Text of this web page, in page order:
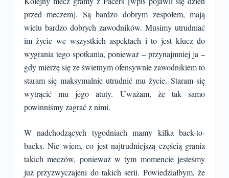
przed meczem]. Są bardzo dobrym zespołem, mają
wielu bardzo dobrych zawodników. Musimy utrudniać
im życie we wszystkich aspektach i to jest klucz do
wygrania tego spotkania, ponieważ – przynajmniej ja –
gdy mierzę się ze świetnym ofensywnie zawodnikiem to
staram się maksymalnie utrudnić mu życie. Staram się
wytrącić mu jego atuty. Uważam, że tak samo
powinniśmy zagrać z nimi.
W nadchodzących tygodniach mamy kilka back-to-
backs. Nie wiem, co jest najtrudniejszą częścią grania
takich meczów, ponieważ w tym momencie jesteśmy
już przyzwyczajeni do takich serii. Powiedziałbym, że